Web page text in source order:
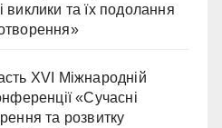
та їх подолання
ХVІ Міжнародній
«Сучасні
та розвитку